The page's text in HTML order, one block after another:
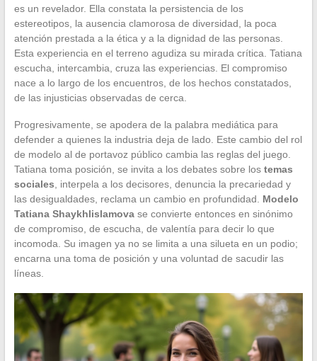
es un revelador. Ella constata la persistencia de los
estereotipos, la ausencia clamorosa de diversidad, la poca
atención prestada a la ética y a la dignidad de las personas.
Esta experiencia en el terreno agudiza su mirada crítica. Tatiana
escucha, intercambia, cruza las experiencias. El compromiso
nace a lo largo de los encuentros, de los hechos constatados,
de las injusticias observadas de cerca.
Progresivamente, se apodera de la palabra mediática para
defender a quienes la industria deja de lado. Este cambio del rol
de modelo al de portavoz público cambia las reglas del juego.
Tatiana toma posición, se invita a los debates sobre los temas
sociales , interpela a los decisores, denuncia la precariedad y
las desigualdades, reclama un cambio en profundidad. Modelo
Tatiana Shaykhlislamovase convierte entonces en sinónimo
de compromiso, de escucha, de valentía para decir lo que
incomoda. Su imagen ya no se limita a una silueta en un podio;
encarna una toma de posición y una voluntad de sacudir las
líneas.